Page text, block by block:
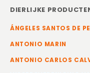
DIERLIJKE
ÁNGELES SANTOS DE
ANTONIO MARIN
ANTONIO CARLOS